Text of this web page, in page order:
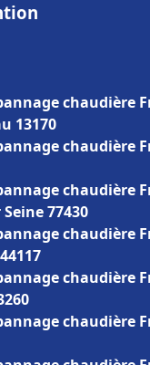
chaudière
13170
chaudière
chaudière
77430
chaudière
chaudière
chaudière